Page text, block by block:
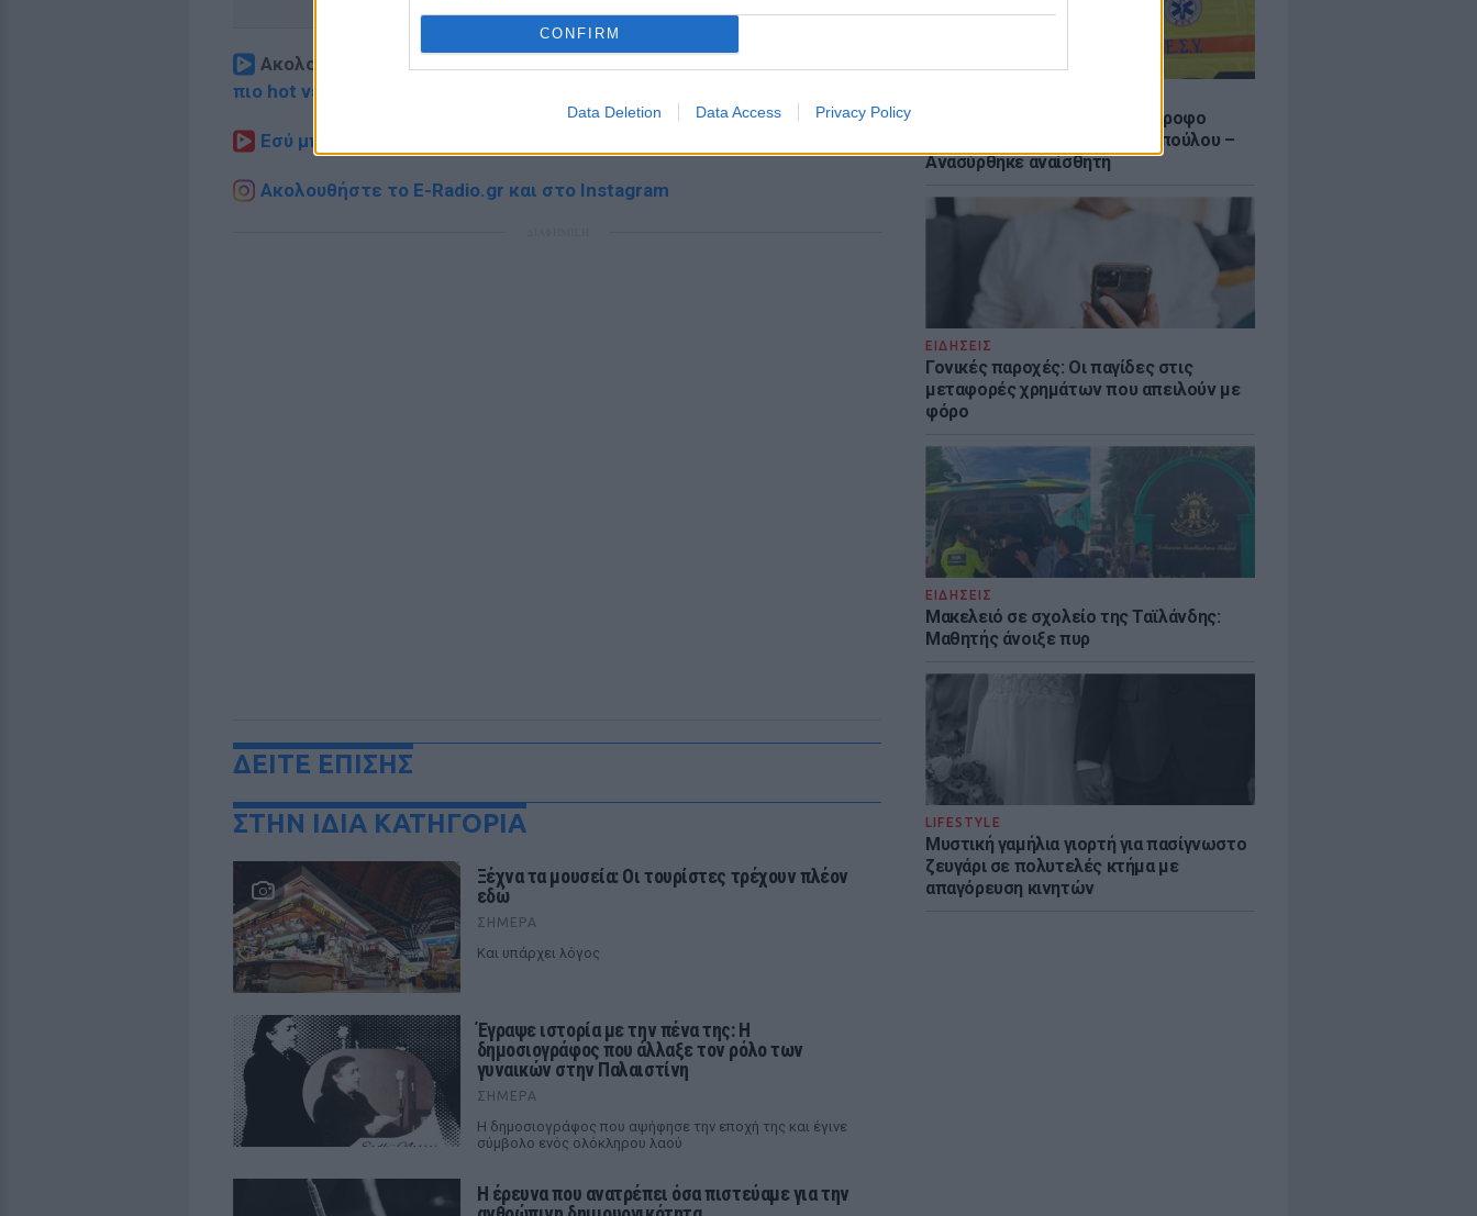
CONFIRM
Data Deletion Data Access Privacy Policy
Πτώση γυναίκας από τον 5ο όροφο
πολυκατοικίας στη Μιχαλακοπούλου –
Ανασύρθηκε αναίσθητη
ΕΙΔΗΣΕΙΣ
Γονικές παροχές: Οι παγίδες στις
μεταφορές χρημάτων που απειλούν με
φόρο
ΕΙΔΗΣΕΙΣ
Μακελειό σε σχολείο της Ταϊλάνδης:
Μαθητής άνοιξε πυρ
LIFESTYLE
Μυστική γαμήλια γιορτή για πασίγνωστο
ζευγάρι σε πολυτελές κτήμα με
απαγόρευση κινητών
Ακολουθήστε το E-Radio.gr στοGoogle Newsκαι μάθετε πρώτοιτα
πιο hot νέα
Εσύ μπήκες στο E-Daily.gr; Τα νέα της ημέρας και ότι σου κάνει κλικ!
Ακολουθήστε το E-Radio.gr και στο Instagram
ΔΕΙΤΕ ΕΠΙΣΗΣ
ΣΤΗΝ ΙΔΙΑ ΚΑΤΗΓΟΡΙΑ
Ξέχνα τα μουσεία: Οι τουρίστες τρέχουν πλέον
εδώ
ΣΉΜΕΡΑ
Και υπάρχει λόγος
Έγραψε ιστορία με την πένα της: Η
δημοσιογράφος που άλλαξε τον ρόλο των
γυναικών στην Παλαιστίνη
ΣΉΜΕΡΑ
Η δημοσιογράφος που αψήφησε την εποχή της και έγινε
σύμβολο ενός ολόκληρου λαού
Η έρευνα που ανατρέπει όσα πιστεύαμε για την